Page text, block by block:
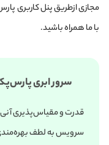
مجازی ازطریق پنل کاربری
با ما همراه باشید.
سرور ابری
قدرت و مقیاس‌پذیری آنی
سرویس به لطف